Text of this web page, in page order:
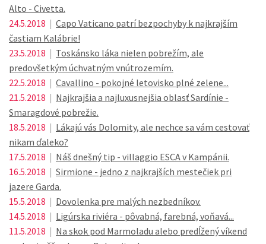
Alto - Civetta.
24.5.2018 | Capo Vaticano patrí bezpochyby k najkrajším
častiam Kalábrie!
23.5.2018 | Toskánsko láka nielen pobrežím, ale
predovšetkým úchvatným vnútrozemím.
22.5.2018 | Cavallino - pokojné letovisko plné zelene...
21.5.2018 | Najkrajšia a najluxusnejšia oblasť Sardínie -
Smaragdové pobrežie.
18.5.2018 | Lákajú vás Dolomity, ale nechce sa vám cestovať
nikam ďaleko?
17.5.2018 | Náš dnešný tip - villaggio ESCA v Kampánii.
16.5.2018 | Sirmione - jedno z najkrajších mestečiek pri
jazere Garda.
15.5.2018 | Dovolenka pre malých nezbedníkov.
14.5.2018 | Ligúrska riviéra - pôvabná, farebná, voňavá...
11.5.2018 | Na skok pod Marmoladu alebo predĺžený víkend